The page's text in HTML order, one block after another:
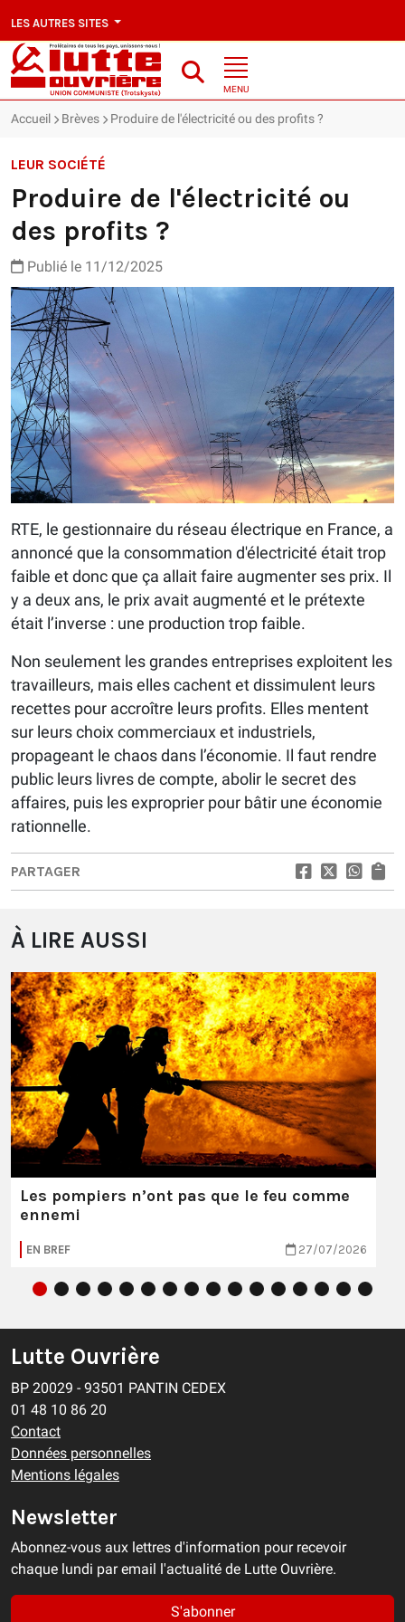
LES AUTRES SITES
MENU
Accueil Brèves Produire de l'électricité ou des profits ?
LEUR SOCIÉTÉ
Produire de l'électricité ou
des profits ?
Publié le 11/12/2025
RTE, le gestionnaire du réseau électrique en France, a
annoncé que la consommation d'électricité était trop
faible et donc que ça allait faire augmenter ses prix. Il
y a deux ans, le prix avait augmenté et le prétexte
était l’inverse : une production trop faible.
Non seulement les grandes entreprises exploitent les
travailleurs, mais elles cachent et dissimulent leurs
recettes pour accroître leurs profits. Elles mentent
sur leurs choix commerciaux et industriels,
propageant le chaos dans l’économie. Il faut rendre
public leurs livres de compte, abolir le secret des
affaires, puis les exproprier pour bâtir une économie
rationnelle.
PARTAGER
À LIRE AUSSI
Les pompiers n’ont pas que le feu comme
ennemi
EN BREF 27/07/2026
Lutte Ouvrière
BP 20029 - 93501 PANTIN CEDEX
01 48 10 86 20
Contact
Données personnelles
Mentions légales
Newsletter
Abonnez-vous aux lettres d'information pour recevoir
chaque lundi par email l'actualité de Lutte Ouvrière.
S'abonner